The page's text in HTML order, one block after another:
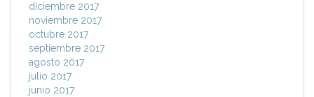
diciembre 2017
noviembre 2017
octubre 2017
septiembre 2017
agosto 2017
julio 2017
junio 2017